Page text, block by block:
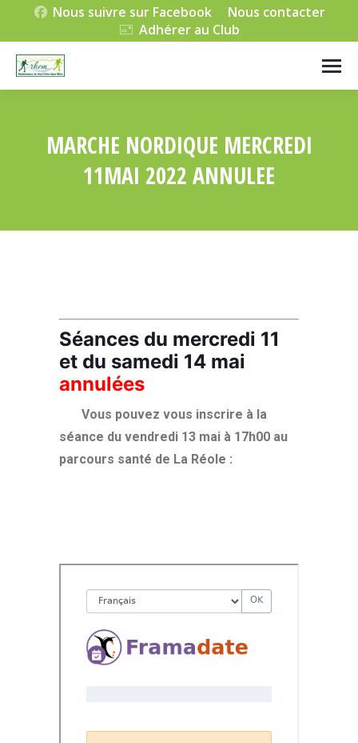
Nous suivre sur Facebook
Nous contacter
Adhérer au Club
MARCHE NORDIQUE MERCREDI
11MAI 2022 ANNULEE
Séances du mercredi 11
et du samedi 14 mai
annulées
Vous pouvez vous inscrire à la
séance du vendredi 13 mai à 17h00 au
parcours santé de La Réole :